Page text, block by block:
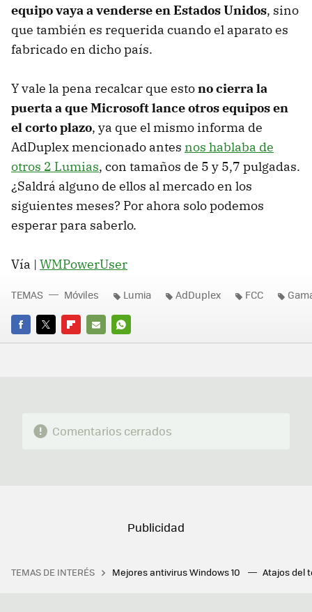
equipo vaya a venderse en Estados Unidos, sino
que también es requerida cuando el aparato es
fabricado en dicho país.
Y vale la pena recalcar que estono cierra la
puerta a que Microsoft lance otros equipos en
el corto plazo, ya que el mismo informa de
AdDuplex mencionado antes nos hablaba de
otros 2 Lumias, con tamaños de 5 y 5,7 pulgadas.
¿Saldrá alguno de ellos al mercado en los
siguientes meses? Por ahora solo podemos
esperar para saberlo.
Vía | WMPowerUser
FACEBOOK
TWITTERFLIPBOARD
E-
WHATSAPP
TEMAS Móviles Lumia AdDuplex FCC
Comentarios cerrados
TEMAS DE INTERÉS Mejores antivirus Windows 10 Atajos del